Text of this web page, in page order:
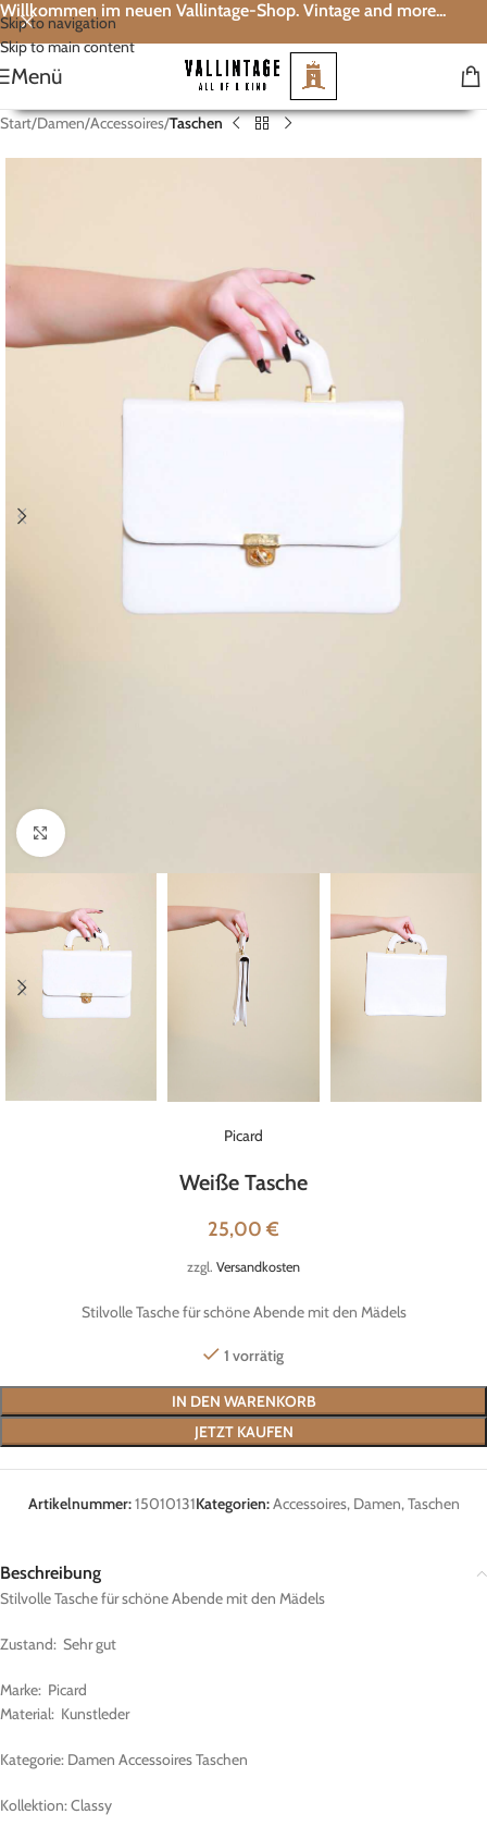
Skip to navigation
Skip to main content
Willkommen im neuen Vallintage-Shop. Vintage and more...
Menü
Start Damen Accessoires Taschen
Klick zum Vergrößern
Picard
Weiße Tasche
25,00 €
zzgl. Versandkosten
Stilvolle Tasche für schöne Abende mit den Mädels
1 vorrätig
IN DEN WARENKORB
JETZT KAUFEN
Artikelnummer:15010131Kategorien:Accessoires, Damen, Taschen
Beschreibung
Stilvolle Tasche für schöne Abende mit den Mädels
Zustand: Sehr gut
Marke: Picard
Material: Kunstleder
Kategorie: Damen Accessoires Taschen
Kollektion: Classy